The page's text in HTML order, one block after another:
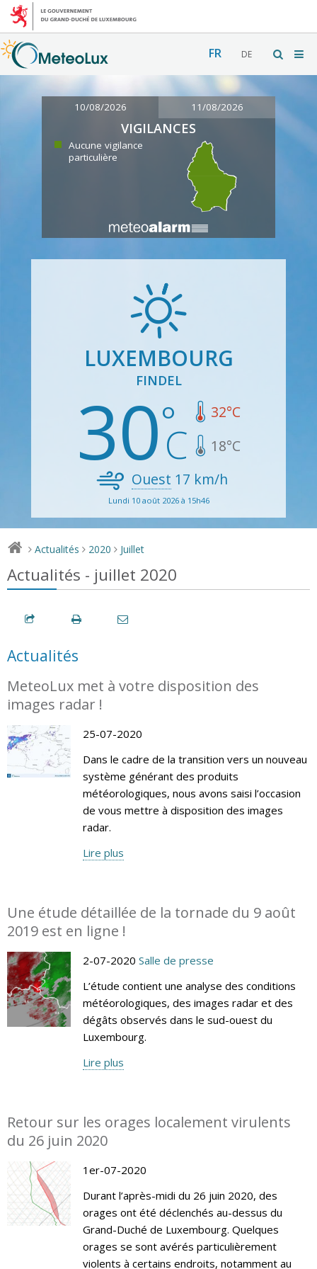
FR DE
10/08/2026 11/08/2026
VIGILANCES
Aucune vigilance
particulière
LUXEMBOURG
FINDEL
30 32°C
18°C
Ouest 17 km/h
Lundi 10 août 2026 à 15h46
> Actualités > 2020 > Juillet
Actualités - juillet 2020
Actualités
MeteoLux met à votre disposition des
images radar !
25-07-2020
Dans le cadre de la transition vers un nouveau
système générant des produits
météorologiques, nous avons saisi l’occasion
de vous mettre à disposition des images
radar.
Lire plus
Une étude détaillée de la tornade du 9 août
2019 est en ligne !
2-07-2020 Salle de presse
L’étude contient une analyse des conditions
météorologiques, des images radar et des
dégâts observés dans le sud-ouest du
Luxembourg.
Lire plus
Retour sur les orages localement virulents
du 26 juin 2020
1er-07-2020
Durant l’après-midi du 26 juin 2020, des
orages ont été déclenchés au-dessus du
Grand-Duché de Luxembourg. Quelques
orages se sont avérés particulièrement
violents à certains endroits, notamment au